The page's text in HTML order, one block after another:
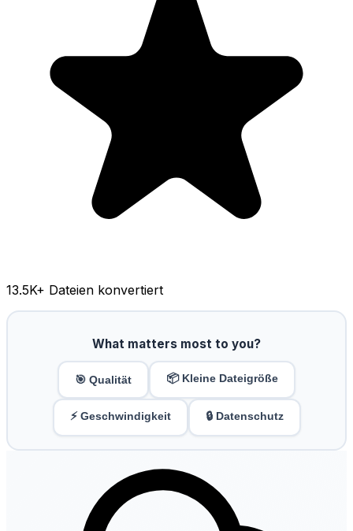
13.5K+ Dateien konvertiert
What matters most to you?
🎯 Qualität 📦 Kleine Dateigröße
⚡ Geschwindigkeit 🔒 Datenschutz